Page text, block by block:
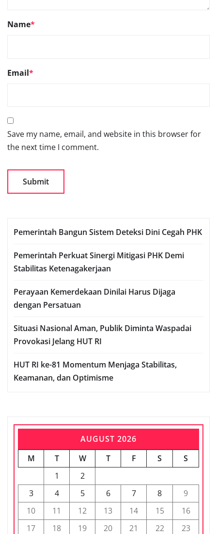
Name*
Email*
Save my name, email, and website in this browser for
the next time I comment.
Pemerintah Bangun Sistem Deteksi Dini Cegah PHK
Pemerintah Perkuat Sinergi Mitigasi PHK Demi
Stabilitas Ketenagakerjaan
Perayaan Kemerdekaan Dinilai Harus Dijaga
dengan Persatuan
Situasi Nasional Aman, Publik Diminta Waspadai
Provokasi Jelang HUT RI
HUT RI ke-81 Momentum Menjaga Stabilitas,
Keamanan, dan Optimisme
AUGUST 2026
M
T W T F S
S
1
2
3
4 5 6 7 8
9
10
11 12 13 14 15
16
17
18 19 20 21 22
23